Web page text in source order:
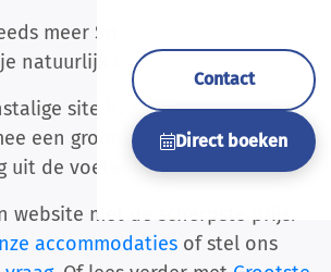
Contact
Direct boeken
meer Spaanstalige gasten
natuurlijk ons buurland is.
site hebben we een mooie
een groot deel van de
uit de voeten kan.
website met de scherpste prijs.
accommodaties of stel ons